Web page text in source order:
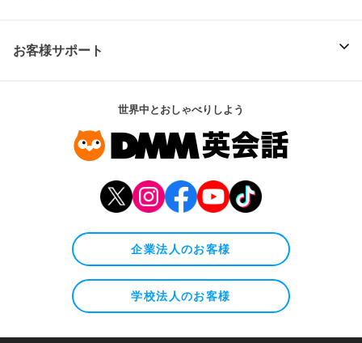
お客様サポート
世界中とおしゃべりしよう
企業法人のお客様
学校法人のお客様